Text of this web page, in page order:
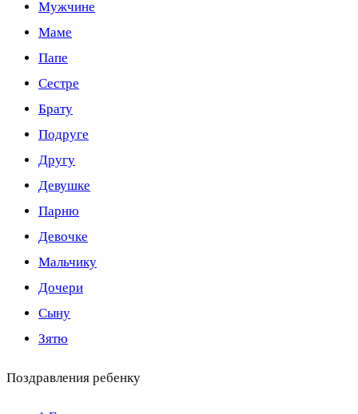
Мужчине
Маме
Папе
Сестре
Брату
Подруге
Другу
Девушке
Парню
Девочке
Мальчику
Дочери
Сыну
Зятю
Поздравления ребенку